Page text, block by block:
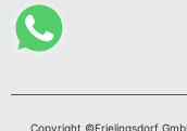
Copyright ©Frielingsdorf